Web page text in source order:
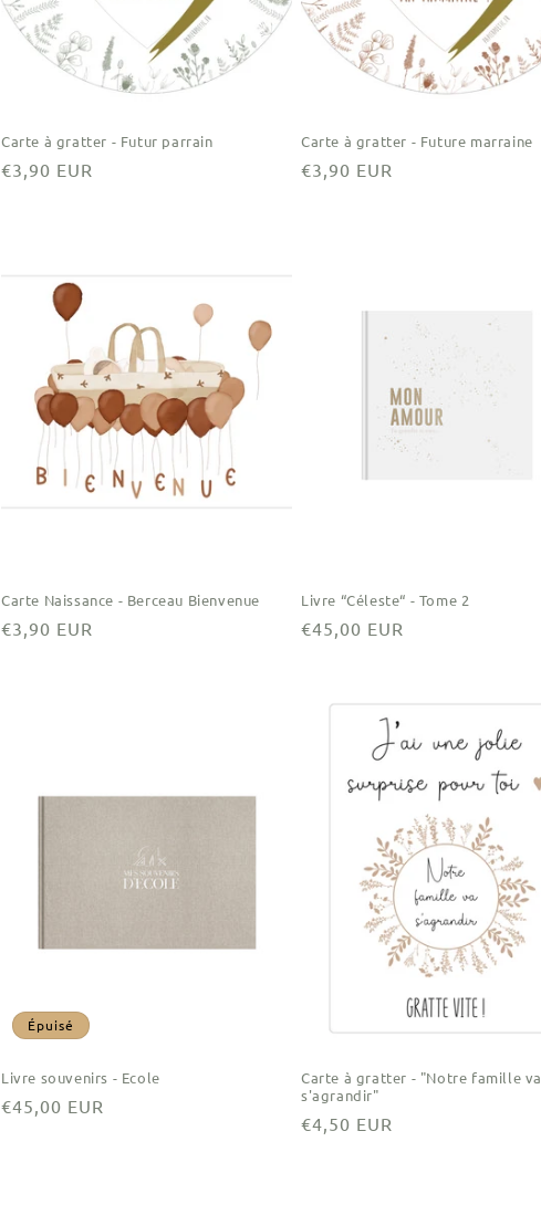
Carte à gratter - Futur parrain
Prix
€3,90 EUR
Carte à gratter - Future marraine
Prix
€3,90 EUR
Carte Naissance - Berceau Bienvenue
Prix
€3,90 EUR
Livre “Céleste“ - Tome 2
Prix
€45,00 EUR
Épuisé
Livre souvenirs - Ecole
Prix
€45,00 EUR
Carte à gratter - "Notre famille va
s'agrandir"
Prix
€4,50 EUR